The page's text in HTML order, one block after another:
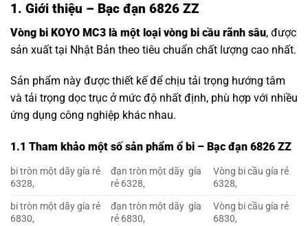
1. Giới thiệu – Bạc đạn 6826 ZZ
Vòng bi KOYO MC3 là một loại vòng bi cầu rãnh sâu, được
sản xuất tại Nhật Bản theo tiêu chuẩn chất lượng cao nhất.
Sản phẩm này được thiết kế để chịu tải trọng hướng tâm
và tải trọng dọc trục ở mức độ nhất định, phù hợp với nhiều
ứng dụng công nghiệp khác nhau.
1.1 Tham khảo một số sản phẩm ổ bi – Bạc đạn 6826 ZZ
bi tròn một dãy gía rẻ
6328,
đạn tròn một dãy gía
rẻ 6328,
Vòng bi cầu gía rẻ
6328,
bi tròn một dãy gía rẻ
6830,
đạn tròn một dãy gía
rẻ 6830,
Vòng bi cầu gía rẻ
6830,